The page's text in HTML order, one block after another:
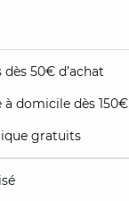
50€ d’achat
domicile dès 150€
gratuits